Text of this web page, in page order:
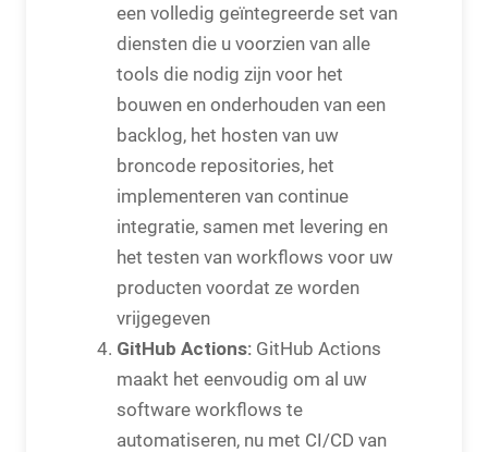
een volledig geïntegreerde set van
diensten die u voorzien van alle
tools die nodig zijn voor het
bouwen en onderhouden van een
backlog, het hosten van uw
broncode repositories, het
implementeren van continue
integratie, samen met levering en
het testen van workflows voor uw
producten voordat ze worden
vrijgegeven
GitHub Actions: GitHub Actions
maakt het eenvoudig om al uw
software workflows te
automatiseren, nu met CI/CD van